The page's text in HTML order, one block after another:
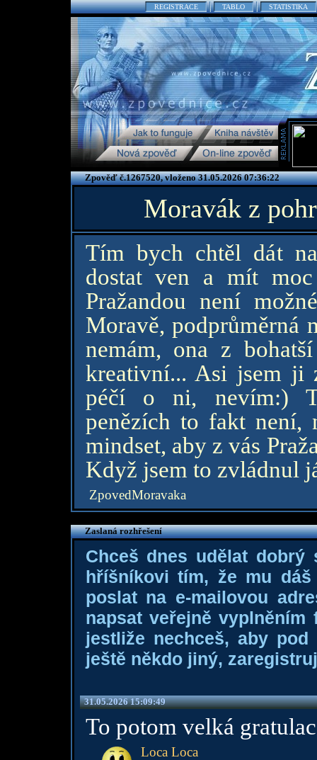
REGISTRACE TABLO STATISTIKA
Zpověď č.1267520, vloženo 31.05.2026 07:36:22
Moravák z
Tím bych chtěl dát
dostat ven a mít
Pražandou není
Moravě, podprůměrná
nemám, ona z
kreativní... Asi jsem ji
péčí o ni, nevím:)
penězích to fakt není,
mindset, aby z vás
Když jsem to zvládnul
ZpovedMoravaka
Zaslaná rozhřešení
Chceš dnes udělat dobrý
hříšníkovi tím, že mu
poslat na e-mailovou
napsat veřejně
jestliže nechceš, aby
ještě někdo jiný,
31.05.2026 15:09:49
To potom velká
Loca Loca